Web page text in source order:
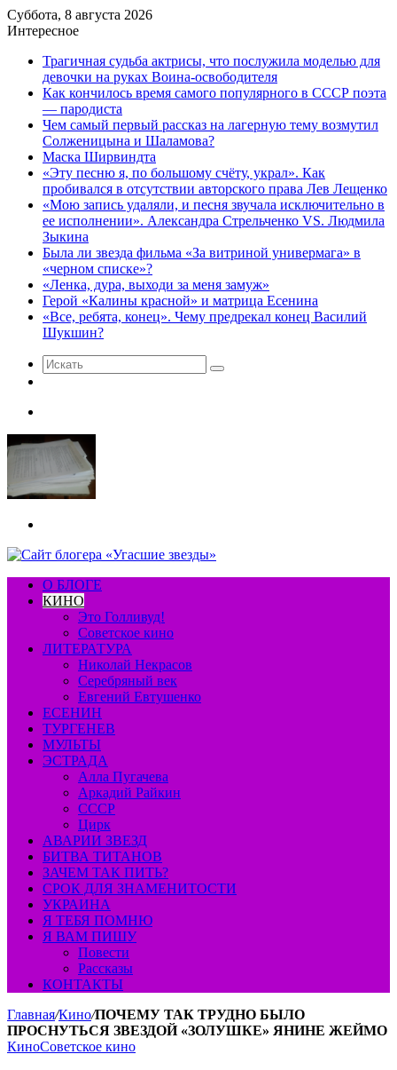
Суббота, 8 августа 2026
Интересное
Трагичная судьба актрисы, что послужила моделью для
девочки на руках Воина-освободителя
Как кончилось время самого популярного в СССР поэта
— пародиста
Чем самый первый рассказ на лагерную тему возмутил
Солженицына и Шаламова?
Маска Ширвиндта
«Эту песню я, по большому счёту, украл». Как
пробивался в отсутствии авторского права Лев Лещенко
«Мою запись удаляли, и песня звучала исключительно в
ее исполнении». Александра Стрельченко VS. Людмила
Зыкина
Была ли звезда фильма «За витриной универмага» в
«черном списке»?
«Ленка, дура, выходи за меня замуж»
Герой «Калины красной» и матрица Есенина
«Все, ребята, конец». Чему предрекал конец Василий
Шукшин?
Искать
О БЛОГЕ
КИНО
Это Голливуд!
Советское кино
ЛИТЕРАТУРА
Николай Некрасов
Серебряный век
Евгений Евтушенко
ЕСЕНИН
ТУРГЕНЕВ
МУЛЬТЫ
ЭСТРАДА
Алла Пугачева
Аркадий Райкин
СССР
Цирк
АВАРИИ ЗВЕЗД
БИТВА ТИТАНОВ
ЗАЧЕМ ТАК ПИТЬ?
СРОК ДЛЯ ЗНАМЕНИТОСТИ
УКРАИНА
Я ТЕБЯ ПОМНЮ
Я ВАМ ПИШУ
Повести
Рассказы
КОНТАКТЫ
Главная/Кино/ПОЧЕМУ ТАК ТРУДНО БЫЛО
ПРОСНУТЬСЯ ЗВЕЗДОЙ «ЗОЛУШКЕ» ЯНИНЕ ЖЕЙМО
КиноСоветское кино